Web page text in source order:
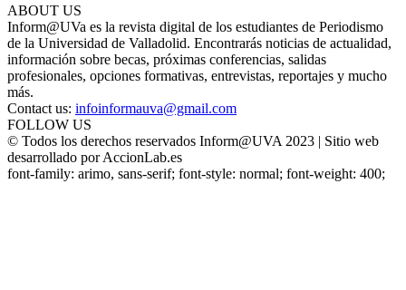
ABOUT US
Inform@UVa es la revista digital de los estudiantes de Periodismo
de la Universidad de Valladolid. Encontrarás noticias de actualidad,
información sobre becas, próximas conferencias, salidas
profesionales, opciones formativas, entrevistas, reportajes y mucho
más.
Contact us: infoinformauva@gmail.com
FOLLOW US
© Todos los derechos reservados Inform@UVA 2023 | Sitio web
desarrollado por AccionLab.es
font-family: arimo, sans-serif; font-style: normal; font-weight: 400;